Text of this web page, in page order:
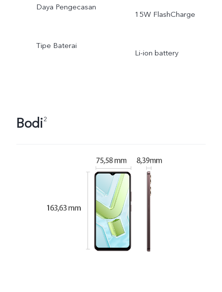
Daya Pengecasan
15W FlashCharge
Tipe Baterai
Li-ion battery
Bodi2